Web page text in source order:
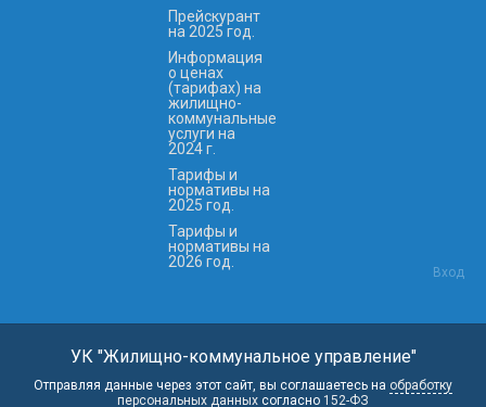
Прейскурант
на 2025 год.
Информация
о ценах
(тарифах) на
жилищно-
коммунальные
услуги на
2024 г.
Тарифы и
нормативы на
2025 год.
Тарифы и
нормативы на
2026 год.
Вход
УК "Жилищно-коммунальное управление"
Отправляя данные через этот сайт, вы соглашаетесь на обработку
персональных данных согласно 152-ФЗ